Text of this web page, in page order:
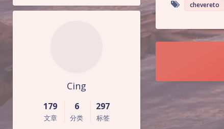
Cing
179
文章
6
分类
297
标签
chevereto